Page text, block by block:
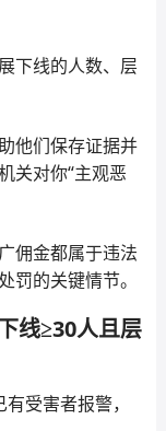
下线的人数、层
他们保存证据并
关对你“主观恶
佣金都属于违法
罚的关键情节。
线≥30人且层
受害者报警，